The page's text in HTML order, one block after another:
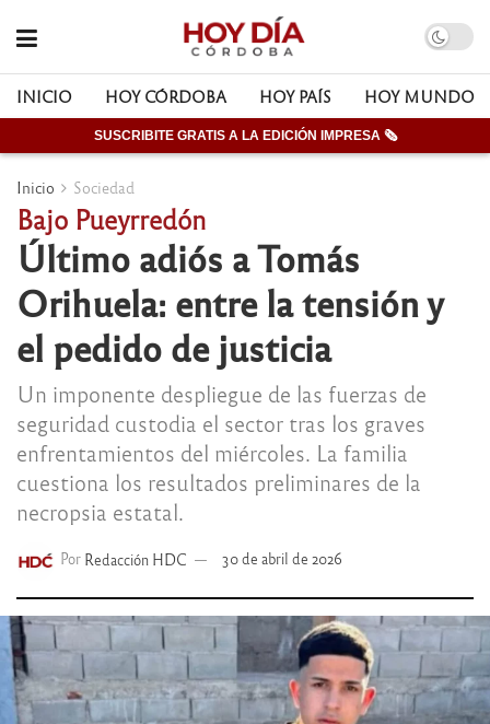
INICIO HOY CÓRDOBA HOY PAÍS HOY MUNDO
SUSCRIBITE GRATIS A LA EDICIÓN IMPRESA 🗞
Inicio Sociedad
Bajo Pueyrredón
Último adiós a Tomás
Orihuela: entre la tensión y
el pedido de justicia
Un imponente despliegue de las fuerzas de
seguridad custodia el sector tras los graves
enfrentamientos del miércoles. La familia
cuestiona los resultados preliminares de la
necropsia estatal.
Por Redacción HDC 30 de abril de 2026